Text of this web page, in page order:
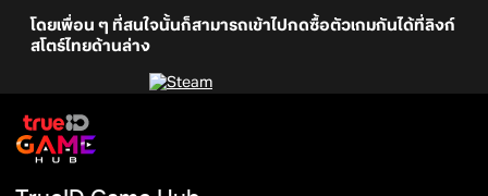
โดยเพื่อน ๆ ที่สนใจนั้นก็สามารถเข้าไปกดซื้อตัวเกมกันได้ที่ลิงก์
สโตร์ไทยด้านล่าง